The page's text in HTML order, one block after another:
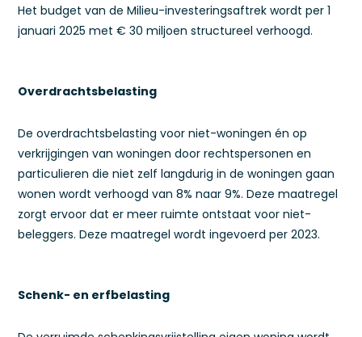
Het budget van de Milieu-investeringsaftrek wordt per 1
januari 2025 met € 30 miljoen structureel verhoogd.
Overdrachtsbelasting
De overdrachtsbelasting voor niet-woningen én op
verkrijgingen van woningen door rechtspersonen en
particulieren die niet zelf langdurig in de woningen gaan
wonen wordt verhoogd van 8% naar 9%. Deze maatregel
zorgt ervoor dat er meer ruimte ontstaat voor niet-
beleggers. Deze maatregel wordt ingevoerd per 2023.
Schenk- en erfbelasting